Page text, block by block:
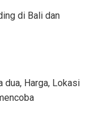
di Bali dan
dua, Harga, Lokasi